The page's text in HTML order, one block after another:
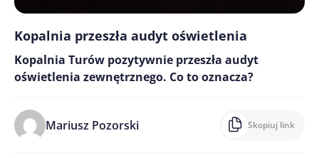
Kopalnia przeszła audyt oświetlenia
Kopalnia Turów pozytywnie przeszła audyt
oświetlenia zewnętrznego. Co to oznacza?
Mariusz Pozorski Skopiuj link